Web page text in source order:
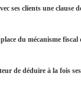
ses clients une clause
du mécanisme fiscal
de déduire à la fois